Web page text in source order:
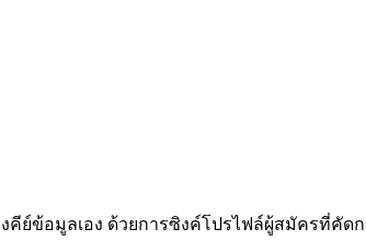
ข้อมูลเอง ด้วยการซิงค์โปรไฟล์ผู้สมัครที่คัด